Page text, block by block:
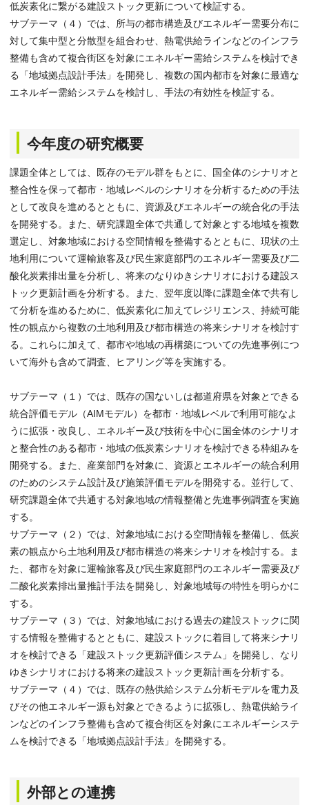
低炭素化に繋がる建設ストック更新について検証する。
サブテーマ（４）では、所与の都市構造及びエネルギー需要分布に
対して集中型と分散型を組合わせ、熱電供給ラインなどのインフラ
整備も含めて複合街区を対象にエネルギー需給システムを検討でき
る「地域拠点設計手法」を開発し、複数の国内都市を対象に最適な
エネルギー需給システムを検討し、手法の有効性を検証する。
今年度の研究概要
課題全体としては、既存のモデル群をもとに、国全体のシナリオと
整合性を保って都市・地域レベルのシナリオを分析するための手法
として改良を進めるとともに、資源及びエネルギーの統合化の手法
を開発する。また、研究課題全体で共通して対象とする地域を複数
選定し、対象地域における空間情報を整備するとともに、現状の土
地利用について運輸旅客及び民生家庭部門のエネルギー需要及び二
酸化炭素排出量を分析し、将来のなりゆきシナリオにおける建設ス
トック更新計画を分析する。また、翌年度以降に課題全体で共有し
て分析を進めるために、低炭素化に加えてレジリエンス、持続可能
性の観点から複数の土地利用及び都市構造の将来シナリオを検討す
る。これらに加えて、都市や地域の再構築についての先進事例につ
いて海外も含めて調査、ヒアリング等を実施する。
サブテーマ（１）では、既存の国ないしは都道府県を対象とできる
統合評価モデル（AIMモデル）を都市・地域レベルで利用可能なよ
うに拡張・改良し、エネルギー及び技術を中心に国全体のシナリオ
と整合性のある都市・地域の低炭素シナリオを検討できる枠組みを
開発する。また、産業部門を対象に、資源とエネルギーの統合利用
のためのシステム設計及び施策評価モデルを開発する。並行して、
研究課題全体で共通する対象地域の情報整備と先進事例調査を実施
する。
サブテーマ（２）では、対象地域における空間情報を整備し、低炭
素の観点から土地利用及び都市構造の将来シナリオを検討する。ま
た、都市を対象に運輸旅客及び民生家庭部門のエネルギー需要及び
二酸化炭素排出量推計手法を開発し、対象地域毎の特性を明らかに
する。
サブテーマ（３）では、対象地域における過去の建設ストックに関
する情報を整備するとともに、建設ストックに着目して将来シナリ
オを検討できる「建設ストック更新評価システム」を開発し、なり
ゆきシナリオにおける将来の建設ストック更新計画を分析する。
サブテーマ（４）では、既存の熱供給システム分析モデルを電力及
びその他エネルギー源も対象とできるように拡張し、熱電供給ライ
ンなどのインフラ整備も含めて複合街区を対象にエネルギーシステ
ムを検討できる「地域拠点設計手法」を開発する。
外部との連携